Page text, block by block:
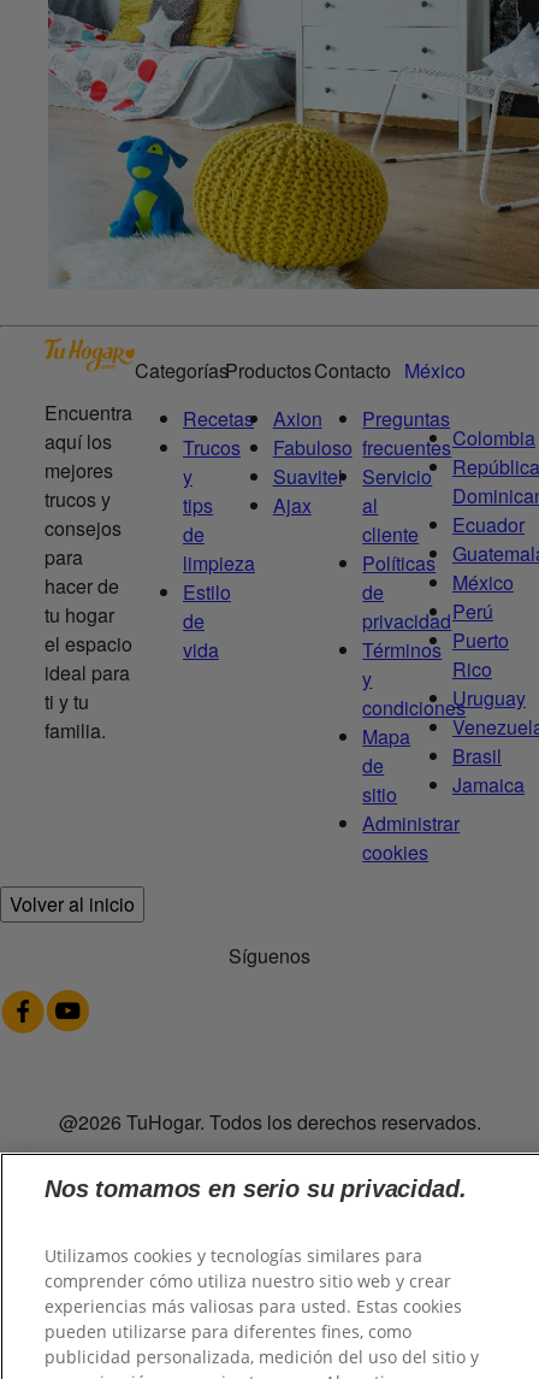
Encuentra
aquí los
mejores
trucos y
consejos
para
hacer de
tu hogar
el espacio
ideal para
ti y tu
familia.
Categorías
Recetas
Trucos
y
tips
de
limpieza
Estilo
de
vida
Productos
Axion
Fabuloso
Suavitel
Ajax
Contacto
Preguntas
frecuentes
Servicio
al
cliente
Políticas
de
privacidad
Términos
y
condiciones
Mapa
de
sitio
Administrar
cookies
México
Colombia
República
Ecuador
México
Perú
Puerto
Rico
Uruguay
Brasil
Jamaica
Volver al inicio
Síguenos
@2026 TuHogar. Todos los derechos reservados.
Nos tomamos en serio su privacidad.
Utilizamos cookies y tecnologías similares para
comprender cómo utiliza nuestro sitio web y crear
experiencias más valiosas para usted. Estas cookies
pueden utilizarse para diferentes fines, como
publicidad personalizada, medición del uso del sitio y